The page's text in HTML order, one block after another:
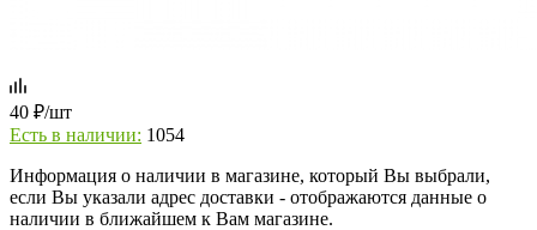
40 ₽/шт
Есть в наличии: 1054
Информация о наличии в магазине, который Вы выбрали,
если Вы указали адрес доставки - отображаются данные о
наличии в ближайшем к Вам магазине.